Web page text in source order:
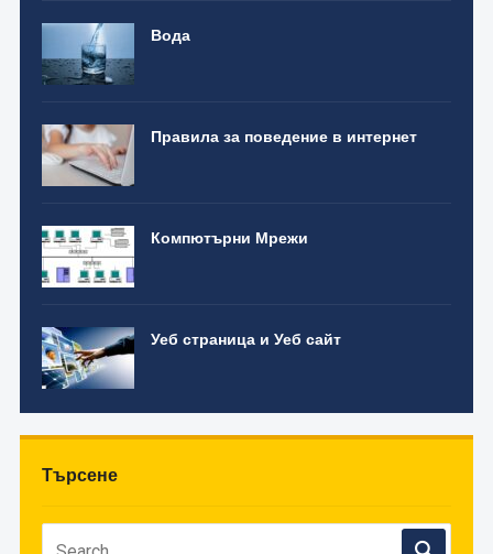
Вода
Правила за поведение в интернет
Компютърни Мрежи
Уеб страница и Уеб сайт
Търсене